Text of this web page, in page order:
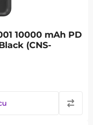
10000 mAh PD
(CNS-